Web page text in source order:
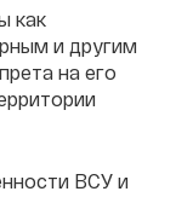
как
и другим
на его
ВСУ и